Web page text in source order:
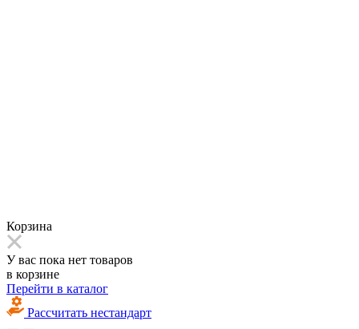
Корзина
У вас пока нет товаров
в корзине
Перейти в каталог
Рассчитать нестандарт